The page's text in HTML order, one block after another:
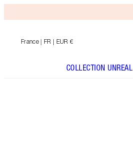
France | FR | EUR €
COLLECTION UNREAL